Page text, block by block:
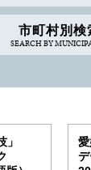
市町村別検
SEARCH BY
」
愛